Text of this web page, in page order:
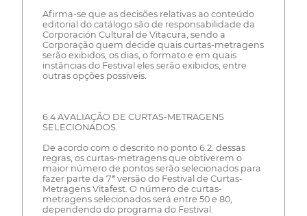
Afirma-se que as decisões relativas ao conteúdo
editorial do catálogo são de responsabilidade da
Corporación Cultural de Vitacura, sendo a
Corporação quem decide quais curtas-metragens
serão exibidos, os dias, o formato e em quais
instâncias do Festival eles serão exibidos, entre
outras opções possíveis.
6.4 AVALIAÇÃO DE CURTAS-METRAGENS
SELECIONADOS.
De acordo com o descrito no ponto 6.2. dessas
regras, os curtas-metragens que obtiverem o
maior número de pontos serão selecionados para
fazer parte da 7ª versão do Festival de Curtas-
Metragens Vitafest. O número de curtas-
metragens selecionados será entre 50 e 80,
dependendo do programa do Festival.